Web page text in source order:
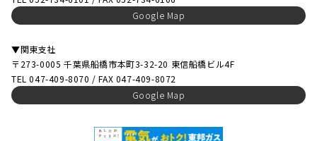
Google Map
▼関東支社
〒273-0005 千葉県船橋市本町3-32-20 東信船橋ビル4F
TEL 047-409-8070 / FAX 047-409-8072
Google Map